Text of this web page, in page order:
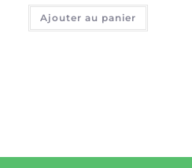
Ajouter au panier